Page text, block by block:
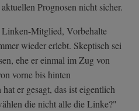
Prognosen nicht sicher.
Linken-Mitglied, Vorbehalte
wieder erlebt. Skeptisch sei
ehe er einmal im Zug von
vorne bis hinten
er gesagt, das ist eigentlich
die nicht alle die Linke?"